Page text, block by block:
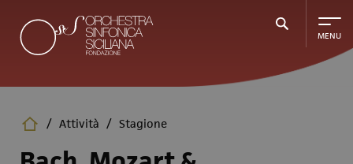
contenuto
principale
/ Attività / Stagione